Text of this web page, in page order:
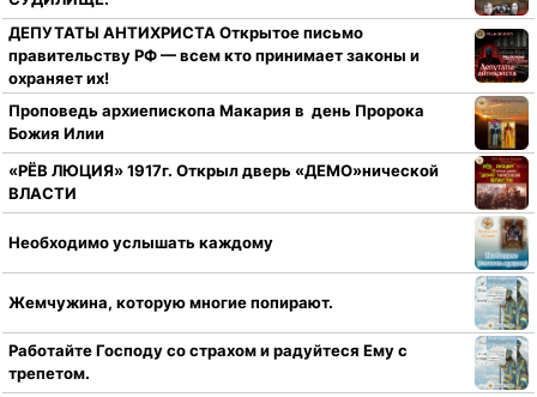
ДЕПУТАТЫ АНТИХРИСТА Открытое письмо
правительству РФ — всем кто принимает законы и
охраняет их!
Проповедь архиепископа Макария в день Пророка
Божия Илии
«РЁВ ЛЮЦИЯ» 1917г. Открыл дверь «ДЕМО»нической
ВЛАСТИ
Необходимо услышать каждому
Жемчужина, которую многие попирают.
Работайте Господу со страхом и радуйтеся Ему с
трепетом.